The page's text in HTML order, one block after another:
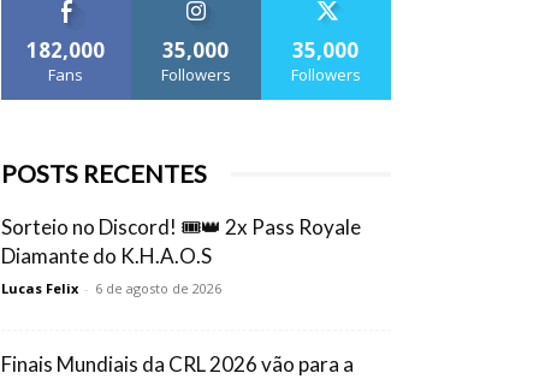
182,000
Fans
35,000
Followers
35,000
Followers
POSTS RECENTES
Sorteio no Discord! 🎟️👑 2x Pass Royale
Diamante do K.H.A.O.S
Lucas Felix - 6 de agosto de 2026
Finais Mundiais da CRL 2026 vão para a